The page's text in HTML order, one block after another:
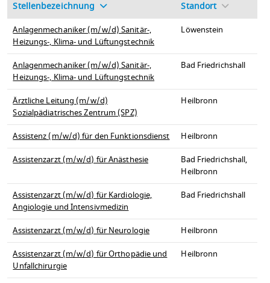
Stellenbezeichnung
Standort
Anlagenmechaniker (m/w/d) Sanitär-,
Heizungs-, Klima- und Lüftungstechnik
Löwenstein
Anlagenmechaniker (m/w/d) Sanitär-,
Heizungs-, Klima- und Lüftungstechnik
Bad Friedrichshall
Ärztliche Leitung (m/w/d)
Sozialpädiatrisches Zentrum (SPZ)
Heilbronn
Assistenz (m/w/d) für den Funktionsdienst
Heilbronn
Assistenzarzt (m/w/d) für Anästhesie
Bad Friedrichshall,
Heilbronn
Assistenzarzt (m/w/d) für Kardiologie,
Angiologie und Intensivmedizin
Bad Friedrichshall
Assistenzarzt (m/w/d) für Neurologie
Heilbronn
Assistenzarzt (m/w/d) für Orthopädie und
Unfallchirurgie
Heilbronn